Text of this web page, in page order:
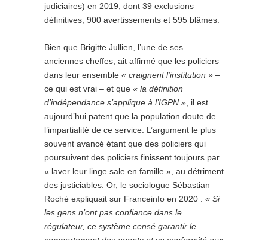
judiciaires) en 2019, dont 39 exclusions
définitives, 900 avertissements et 595 blâmes.
Bien que Brigitte Jullien, l’une de ses
anciennes cheffes, ait affirmé que les policiers
dans leur ensemble « craignent l’institution » –
ce qui est vrai – et que « la définition
d’indépendance s’applique à l’IGPN » , il est
aujourd’hui patent que la population doute de
l’impartialité de ce service. L’argument le plus
souvent avancé étant que des policiers qui
poursuivent des policiers finissent toujours par
« laver leur linge sale en famille », au détriment
des justiciables. Or, le sociologue Sébastian
Roché expliquait sur Franceinfo en 2020 : « Si
les gens n’ont pas confiance dans le
régulateur, ce système censé garantir le